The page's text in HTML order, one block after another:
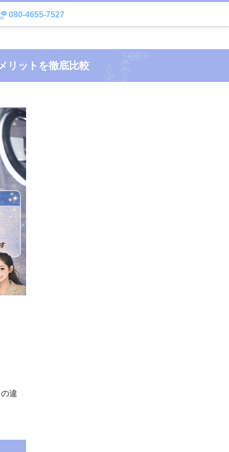
080-4655-7527
リットを徹底比較
違